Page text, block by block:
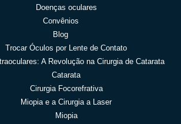
Doenças oculares
Convênios
Blog
Trocar Óculos por Lente de Contato
A Revolução na Cirurgia de Catarata
Catarata
Cirurgia Focorefrativa
Miopia e a Cirurgia a Laser
Miopia